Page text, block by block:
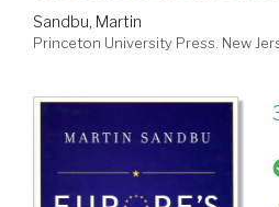
Sandbu, Martin
Princeton University Press. New